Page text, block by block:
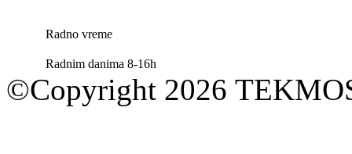
Radno vreme
Radnim danima 8-16h
©Copyright 2026